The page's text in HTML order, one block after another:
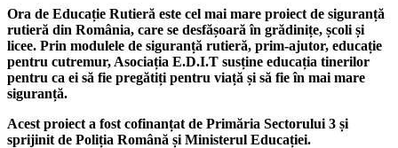
Ora de Educație Rutieră este cel mai mare proiect de siguranță
rutieră din România, care se desfășoară în grădinițe, școli și
licee. Prin modulele de siguranță rutieră, prim-ajutor, educație
pentru cutremur, Asociația E.D.I.T susține educația tinerilor
pentru ca ei să fie pregătiți pentru viață și să fie în mai mare
siguranță.
Acest proiect a fost cofinanțat de Primăria Sectorului 3 și
sprijinit de Poliția Română și Ministerul Educației.